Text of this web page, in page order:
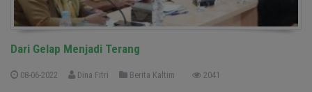
Dari Gelap Menjadi Terang
08-06-2022 Dina Fitri Berita Kaltim 2041